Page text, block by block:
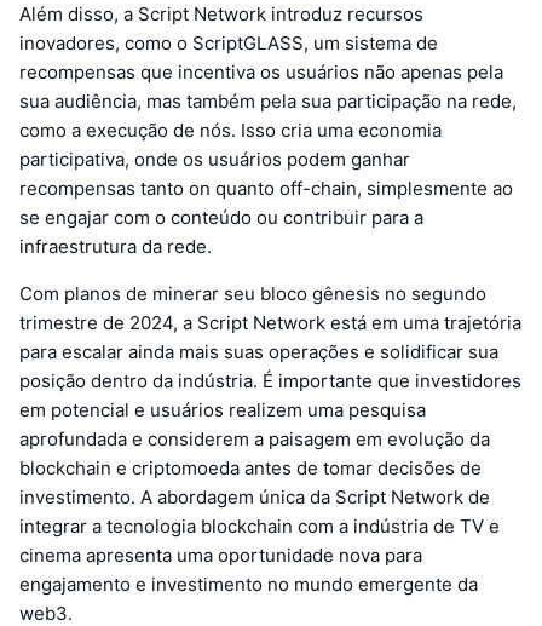
Além disso, a Script Network introduz recursos
inovadores, como o ScriptGLASS, um sistema de
recompensas que incentiva os usuários não apenas pela
sua audiência, mas também pela sua participação na rede,
como a execução de nós. Isso cria uma economia
participativa, onde os usuários podem ganhar
recompensas tanto on quanto off-chain, simplesmente ao
se engajar com o conteúdo ou contribuir para a
infraestrutura da rede.
Com planos de minerar seu bloco gênesis no segundo
trimestre de 2024, a Script Network está em uma trajetória
para escalar ainda mais suas operações e solidificar sua
posição dentro da indústria. É importante que investidores
em potencial e usuários realizem uma pesquisa
aprofundada e considerem a paisagem em evolução da
blockchain e criptomoeda antes de tomar decisões de
investimento. A abordagem única da Script Network de
integrar a tecnologia blockchain com a indústria de TV e
cinema apresenta uma oportunidade nova para
engajamento e investimento no mundo emergente da
web3.